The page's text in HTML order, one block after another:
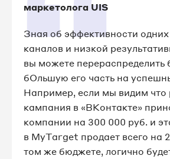
маркетолога UIS
Зная об эффективности
каналов и низкой
вы можете перераспределить
бОльшую его часть на
Например, если мы видим что
кампания в «ВКонтакте»
компании на 300 000 руб. и
в MyTarget продает всего на
том же бюджете, логично